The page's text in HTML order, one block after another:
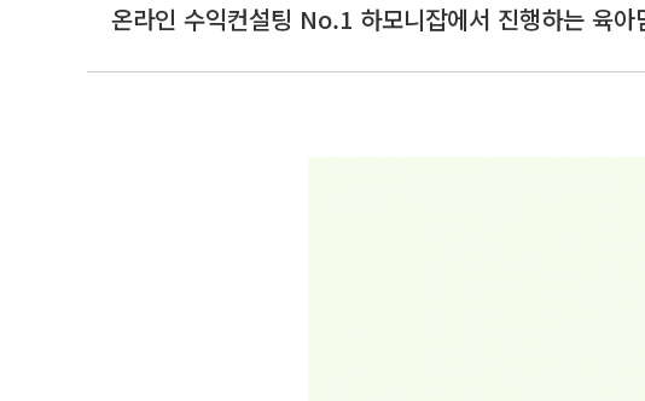
온라인 수익컨설팅 No.1 하모니잡에서 진행하는 육